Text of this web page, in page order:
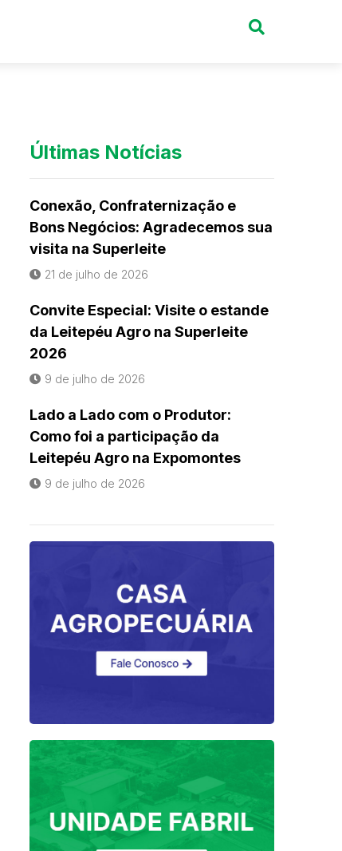
Últimas Notícias
Conexão, Confraternização e
Bons Negócios: Agradecemos sua
visita na Superleite
21 de julho de 2026
Convite Especial: Visite o estande
da Leitepéu Agro na Superleite
2026
9 de julho de 2026
Lado a Lado com o Produtor:
Como foi a participação da
Leitepéu Agro na Expomontes
9 de julho de 2026